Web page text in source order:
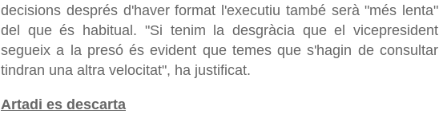
decisions després d'haver format l'executiu també serà "més lenta"
del que és habitual. "Si tenim la desgràcia que el vicepresident
segueix a la presó és evident que temes que s'hagin de consultar
tindran una altra velocitat", ha justificat.
Artadi es descarta